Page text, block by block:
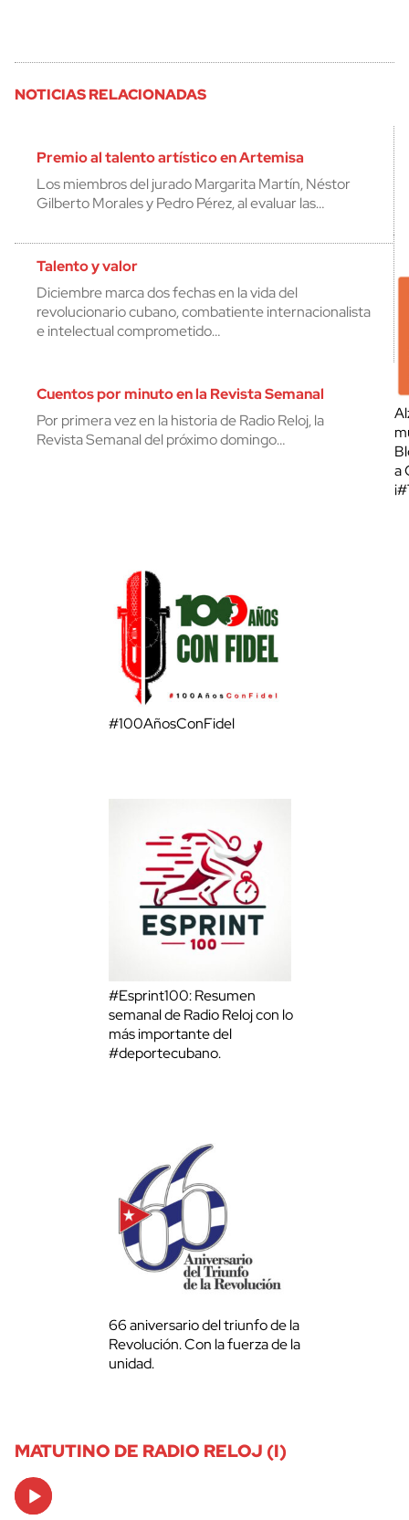
NOTICIAS RELACIONADAS
Premio al talento artístico en Artemisa
Los miembros del jurado Margarita Martín, Néstor
Gilberto Morales y Pedro Pérez, al evaluar las…
Talento y valor
Diciembre marca dos fechas en la vida del
revolucionario cubano, combatiente internacionalista
e intelectual comprometido…
Cuentos por minuto en la Revista Semanal
Por primera vez en la historia de Radio Reloj, la
Revista Semanal del próximo domingo…
a
#100AñosConFidel
#Esprint100: Resumen
semanal de Radio Reloj con lo
más importante del
#deportecubano.
66 aniversario del triunfo de la
Revolución. Con la fuerza de la
unidad.
MATUTINO DE RADIO RELOJ (I)
Audio
Player